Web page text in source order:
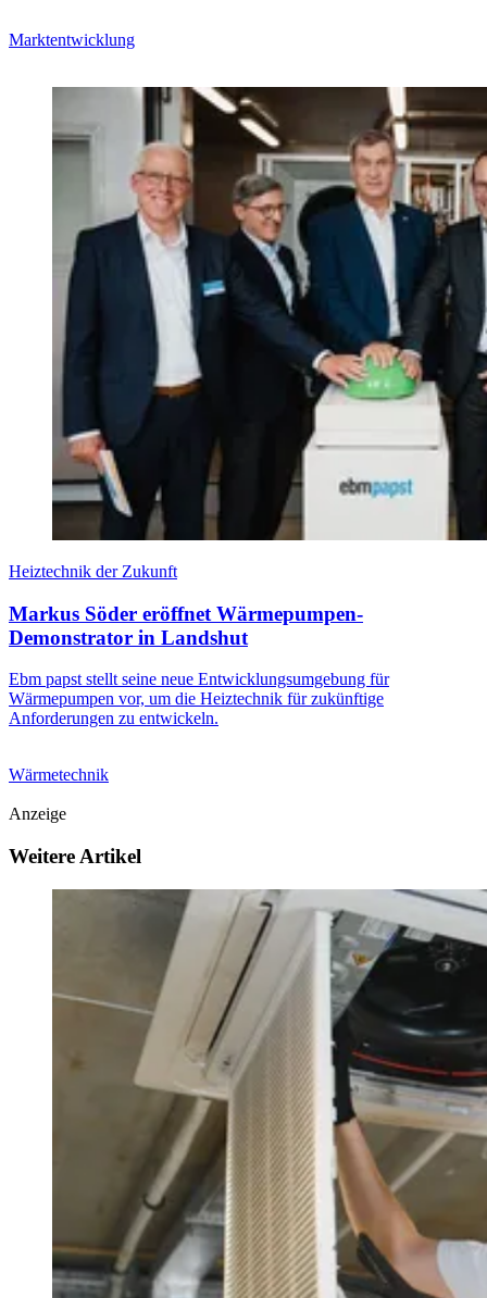
Marktentwicklung
Heiztechnik der Zukunft
Markus Söder eröffnet Wärmepumpen-
Demonstrator in Landshut
Ebm papst stellt seine neue Entwicklungsumgebung für
Wärmepumpen vor, um die Heiztechnik für zukünftige
Anforderungen zu entwickeln.
Wärmetechnik
Anzeige
Weitere Artikel